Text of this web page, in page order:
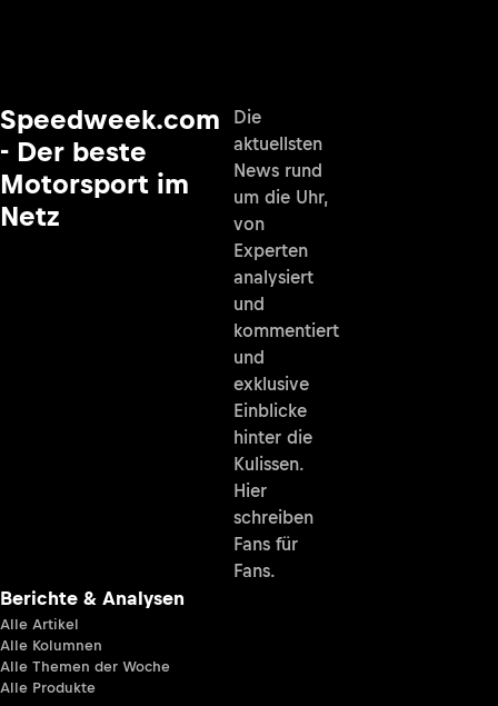
Speedweek.com
- Der beste
Motorsport im
Netz
Die
aktuellsten
News rund
um die Uhr,
von
Experten
analysiert
und
kommentiert
und
exklusive
Einblicke
hinter die
Kulissen.
Hier
schreiben
Fans für
Fans.
Berichte & Analysen
Alle Artikel
Alle Kolumnen
Alle Themen der Woche
Alle Produkte